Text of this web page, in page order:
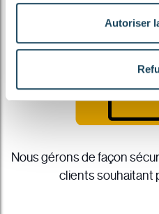
restreindre votre accès au
expérience de navigation et
Vous êtes libre de retirer à
consentement depuis la
Autoriser
Nous gérons de façon
clients souhaitant